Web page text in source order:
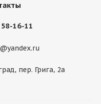
16-11
пер. Грига, 2а